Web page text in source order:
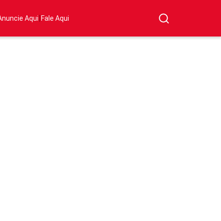
Aqui|Fale Aqui